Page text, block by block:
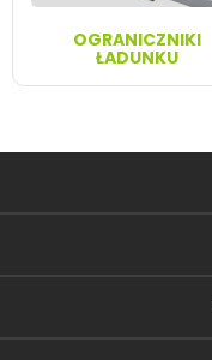
OGRANICZNIKI
ŁADUNKU